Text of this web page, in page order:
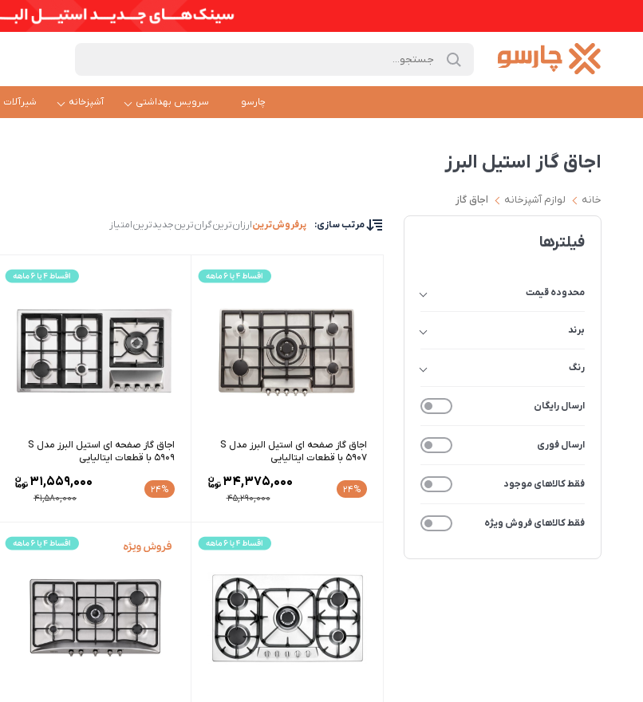
چارسو سرویس بهداشتی آشپزخانه شیرآلات
اجاق گاز استیل البرز
خانه لوازم آشپزخانه اجاق گاز
مرتب سازی: پرفروش‌ترینارزان‌ترینگران‌ترینجدیدترینامتیاز
اجاق گاز صفحه ای استیل البرز مدل S
5907 با قطعات ایتالیایی
24%
45,290,000
34,375,000
اجاق گاز صفحه ای استیل البرز مدل S
5909 با قطعات ایتالیایی
24%
41,580,000
31,559,000
فیلترها
محدوده قیمت
برند
رنگ
ارسال رایگان
ارسال فوری
فقط کالاهای موجود
فقط کالاهای فروش ویژه